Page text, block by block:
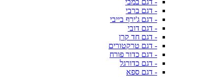
- דגם במבי
- דגם ברבי
- דגם ג'ירף בייבי
- דגם דובי
- דגם חד קרן
- דגם טרקטורים
- דגם כדור פורח
- דגם כדורגל
- דגם ספא